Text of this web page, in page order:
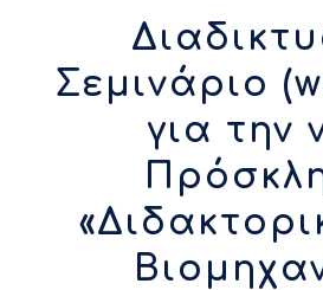
Σεμινάριο
για την